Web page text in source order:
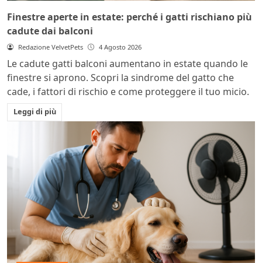
Finestre aperte in estate: perché i gatti rischiano più
cadute dai balconi
Redazione VelvetPets 4 Agosto 2026
Le cadute gatti balconi aumentano in estate quando le
finestre si aprono. Scopri la sindrome del gatto che
cade, i fattori di rischio e come proteggere il tuo micio.
Leggi di più